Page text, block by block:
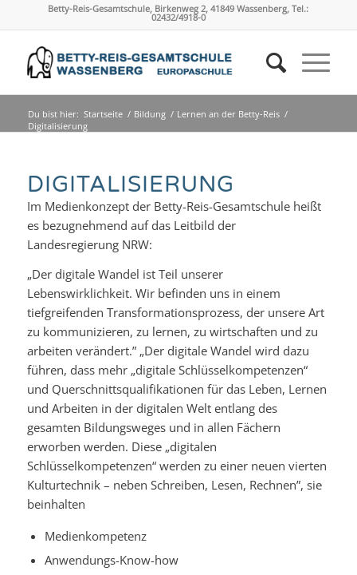
Betty-Reis-Gesamtschule, Birkenweg 2, 41849 Wassenberg, Tel.:
02432/4918-0
Du bist hier: Startseite / Bildung / Lernen an der Betty-Reis /
Digitalisierung
DIGITALISIERUNG
Im Medienkonzept der Betty-Reis-Gesamtschule heißt
es bezugnehmend auf das Leitbild der
Landesregierung NRW:
„Der digitale Wandel ist Teil unserer
Lebenswirklichkeit. Wir befinden uns in einem
tiefgreifenden Trans­formations­prozess, der unsere Art
zu kommunizieren, zu lernen, zu wirtschaften und zu
arbeiten verändert.” „Der digitale Wandel wird dazu
führen, dass mehr „digitale Schlüsselkompetenzen“
und Querschnittsqualifikationen für das Leben, Lernen
und Arbeiten in der digitalen Welt entlang des
gesamten Bildungsweges und in allen Fächern
erworben werden. Diese „digitalen
Schlüsselkompetenzen“ werden zu einer neuen vierten
Kulturtechnik – neben Schreiben, Lesen, Rechnen”, sie
beinhalten
Medienkompetenz
Anwendungs-Know-how